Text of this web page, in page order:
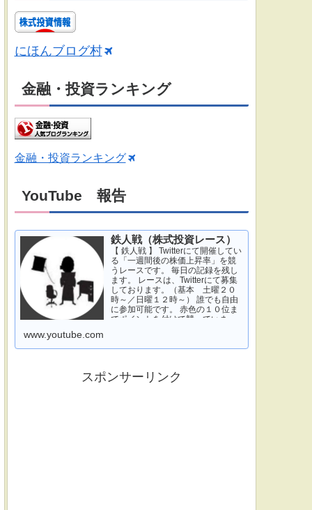
にほんブログ村
金融・投資ランキング
金融・投資ランキング
YouTube 報告
鉄人戦（株式投資レース）
【 鉄人戦 】 Twitterにて開催してい
る「一週間後の株価上昇率」を競
うレースです。 毎日の記録を残し
ます。 レースは、Twitterにて募集
しております。（基本 土曜２０
時～／日曜１２時～） 誰でも自由
に参加可能です。 赤色の１０位ま
でポイントを付けて競っていま
www.youtube.com
スポンサーリンク